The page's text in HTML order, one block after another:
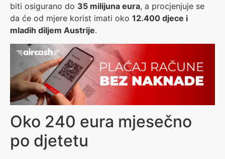
biti osigurano do 35 milijuna eura, a procjenjuje se
da će od mjere korist imati oko 12.400 djece i
mladih diljem Austrije.
Oko 240 eura mjesečno
po djetetu